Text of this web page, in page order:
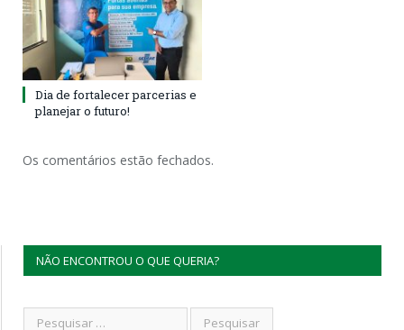
Dia de fortalecer parcerias e
planejar o futuro!
Os comentários estão fechados.
NÃO ENCONTROU O QUE QUERIA?